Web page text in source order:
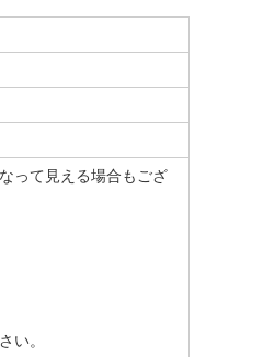
って見える場合もござ
い。